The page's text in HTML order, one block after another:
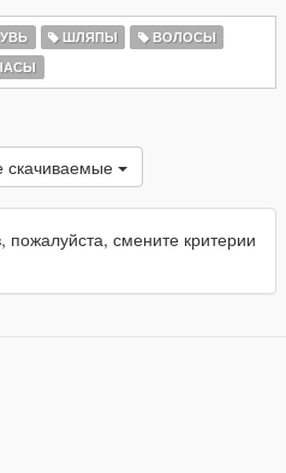
ШЛЯПЫ
ВОЛОСЫ
смените критерии